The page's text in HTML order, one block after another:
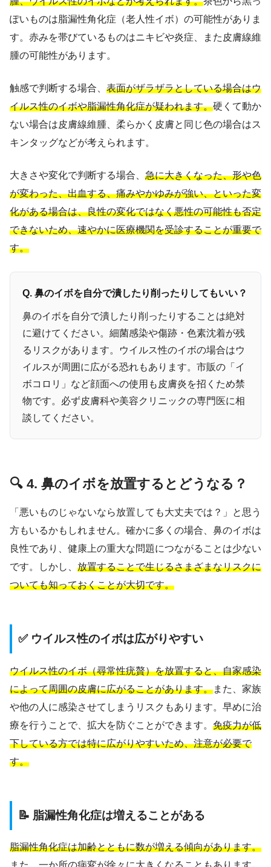
ぽいものは脂漏性角化症（老人性イボ）の可能性がありま
す。赤みを帯びているものはニキビや炎症、また皮膚線維
腫の可能性があります。
触感で判断する場合、 表面がザラザラとしている場合はウ
イルス性のイボや脂漏性角化症が疑われます。硬くて動か
ない場合は皮膚線維腫、柔らかく皮膚と同じ色の場合はス
キンタッグなどが考えられます。
大きさや変化で判断する場合、 急に大きくなった、形や色
が変わった、出血する、痛みやかゆみが強い、といった変
化がある場合は、良性の変化ではなく悪性の可能性も否定
できないため、速やかに医療機関を受診することが重要で
す。
Q. 鼻のイボを自分で潰したり削ったりしてもいい？
鼻のイボを自分で潰したり削ったりすることは絶対
に避けてください。細菌感染や傷跡・色素沈着が残
るリスクがあります。ウイルス性のイボの場合はウ
イルスが周囲に広がる恐れもあります。市販の「イ
ボコロリ」など顔面への使用も皮膚炎を招くため禁
物です。必ず皮膚科や美容クリニックの専門医に相
談してください。
🔍 4. 鼻のイボを放置するとどうなる？
「悪いものじゃないなら放置しても大丈夫では？」と思う
方もいるかもしれません。確かに多くの場合、鼻のイボは
良性であり、健康上の重大な問題につながることは少ない
です。しかし、 放置することで生じるさまざまなリスクに
ついても知っておくことが大切です。
✅ ウイルス性のイボは広がりやすい
ウイルス性のイボ（尋常性疣贅）を放置すると、自家感染
によって周囲の皮膚に広がることがあります。また、家族
や他の人に感染させてしまうリスクもあります。早めに治
療を行うことで、拡大を防ぐことができます。 免疫力が低
下している方では特に広がりやすいため、注意が必要で
す。
📝 脂漏性角化症は増えることがある
脂漏性角化症は加齢とともに数が増える傾向があります。
また、一か所の病変が徐々に大きくなることもあります。